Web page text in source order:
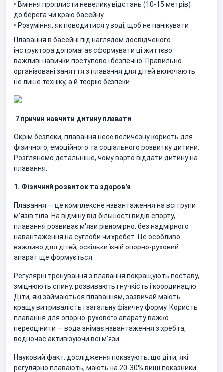
• Вміння проплисти невелику відстань (10-15 метрів)
до берега чи краю басейну
• Розуміння, як поводитися у воді, щоб не панікувати
Плавання в басейні під наглядом досвідченого
інструктора допомагає сформувати ці життєво
важливі навички поступово і безпечно. Правильно
організовані заняття з плавання для дітей включають
не лише техніку, а й теорію безпеки.
7 причин навчити дитину плавати
Окрім безпеки, плавання несе величезну користь для
фізичного, емоційного та соціального розвитку дитини.
Розглянемо детальніше, чому варто віддати дитину на
плавання.
1. Фізичний розвиток та здоров'я
Плавання — це комплексне навантаження на всі групи
м'язів тіла. На відміну від більшості видів спорту,
плавання розвиває м'язи рівномірно, без надмірного
навантаження на суглоби чи хребет. Це особливо
важливо для дітей, оскільки їхній опорно-руховий
апарат ще формується.
Регулярні тренування з плавання покращують поставу,
зміцнюють спину, розвивають гнучкість і координацію.
Діти, які займаються плаванням, зазвичай мають
кращу витривалість і загальну фізичну форму. Користь
плавання для опорно-рухового апарату важко
переоцінити — вода знімає навантаження з хребта,
водночас активізуючи всі м'язи.
Науковий факт: дослідження показують, що діти, які
регулярно плавають, мають на 20-30% вищі показники